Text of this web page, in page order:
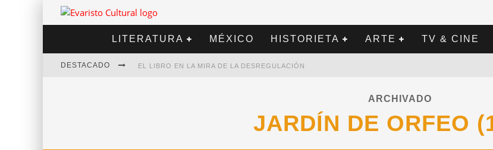
LITERATURA MÉXICO HISTORIETA ARTE TV & CINE
DESTACADO EL LIBRO EN LA MIRA DE LA DESREGULACIÓN
DIEGO MERET | HOTEL ACAPULCO
ARCHIVADO
JARDÍN DE ORFEO